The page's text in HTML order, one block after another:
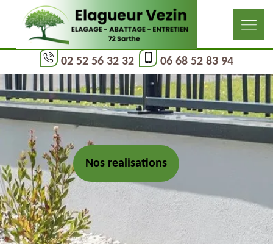
02 52 56 32 32 06 68 52 83 94
Nos realisations